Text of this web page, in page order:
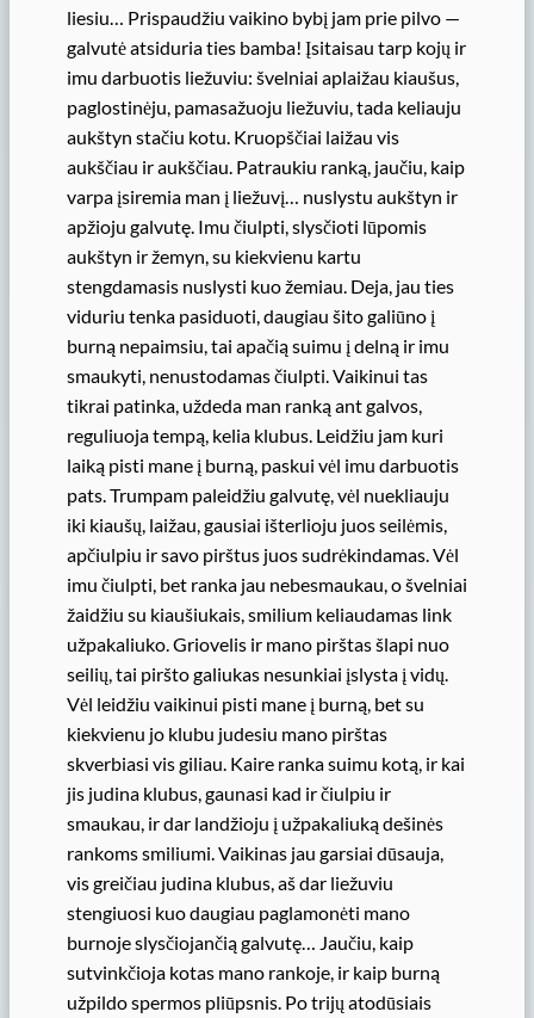
liesiu… Prispaudžiu vaikino bybį jam prie pilvo —
galvutė atsiduria ties bamba! Įsitaisau tarp kojų ir
imu darbuotis liežuviu: švelniai aplaižau kiaušus,
paglostinėju, pamasažuoju liežuviu, tada keliauju
aukštyn stačiu kotu. Kruopščiai laižau vis
aukščiau ir aukščiau. Patraukiu ranką, jaučiu, kaip
varpa įsiremia man į liežuvį… nuslystu aukštyn ir
apžioju galvutę. Imu čiulpti, slysčioti lūpomis
aukštyn ir žemyn, su kiekvienu kartu
stengdamasis nuslysti kuo žemiau. Deja, jau ties
viduriu tenka pasiduoti, daugiau šito galiūno į
burną nepaimsiu, tai apačią suimu į delną ir imu
smaukyti, nenustodamas čiulpti. Vaikinui tas
tikrai patinka, uždeda man ranką ant galvos,
reguliuoja tempą, kelia klubus. Leidžiu jam kuri
laiką pisti mane į burną, paskui vėl imu darbuotis
pats. Trumpam paleidžiu galvutę, vėl nuekliauju
iki kiaušų, laižau, gausiai išterlioju juos seilėmis,
apčiulpiu ir savo pirštus juos sudrėkindamas. Vėl
imu čiulpti, bet ranka jau nebesmaukau, o švelniai
žaidžiu su kiaušiukais, smilium keliaudamas link
užpakaliuko. Griovelis ir mano pirštas šlapi nuo
seilių, tai piršto galiukas nesunkiai įslysta į vidų.
Vėl leidžiu vaikinui pisti mane į burną, bet su
kiekvienu jo klubu judesiu mano pirštas
skverbiasi vis giliau. Kaire ranka suimu kotą, ir kai
jis judina klubus, gaunasi kad ir čiulpiu ir
smaukau, ir dar landžioju į užpakaliuką dešinės
rankoms smiliumi. Vaikinas jau garsiai dūsauja,
vis greičiau judina klubus, aš dar liežuviu
stengiuosi kuo daugiau paglamonėti mano
burnoje slysčiojančią galvutę… Jaučiu, kaip
sutvinkčioja kotas mano rankoje, ir kaip burną
užpildo spermos pliūpsnis. Po trijų atodūsiais